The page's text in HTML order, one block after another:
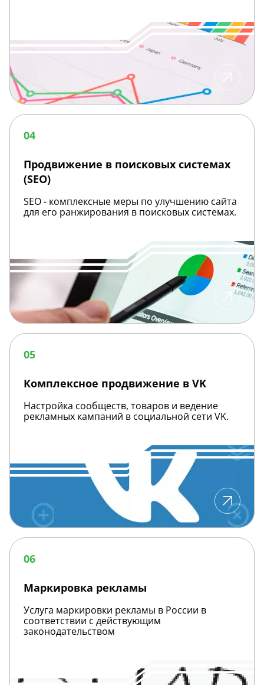
Продвижение
в
поисковых
(SEO)
04
Продвижение в поисковых системах
(SEO)
SEO - комплексные меры по улучшению сайта
для его ранжирования в поисковых системах.
Комплексное
продвижение
05
Комплексное продвижение в VK
Настройка сообществ, товаров и ведение
рекламных кампаний в социальной сети VK.
Маркировка
рекламы
06
Маркировка рекламы
Услуга маркировки рекламы в России в
соответствии с действующим
законодательством